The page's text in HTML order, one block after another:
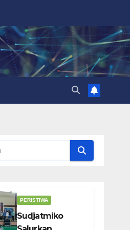
PERISTIWA
Sudjatmiko